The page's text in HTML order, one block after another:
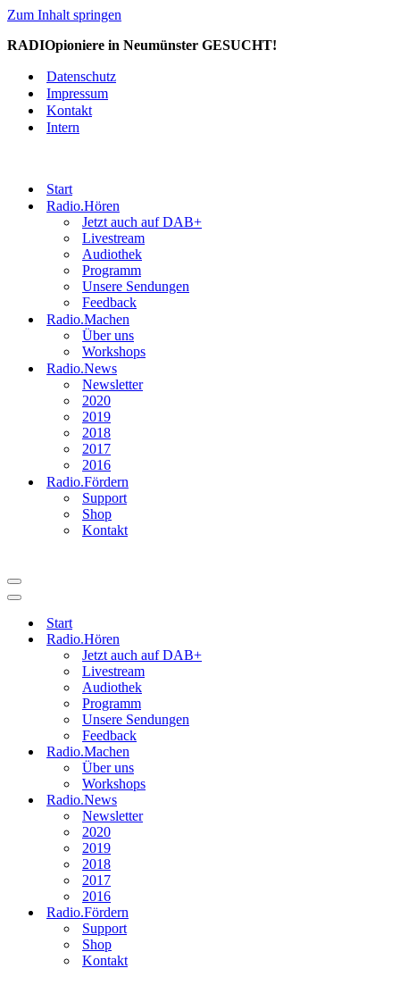
Zum Inhalt springen
RADIOpioniere in Neumünster GESUCHT!
Datenschutz
Impressum
Kontakt
Intern
Start
Radio.Hören
Jetzt auch auf DAB+
Livestream
Audiothek
Programm
Unsere Sendungen
Feedback
Radio.Machen
Über uns
Workshops
Radio.News
Newsletter
2020
2019
2018
2017
2016
Radio.Fördern
Support
Shop
Kontakt
Navigationsmenü
Navigationsmenü
Start
Radio.Hören
Jetzt auch auf DAB+
Livestream
Audiothek
Programm
Unsere Sendungen
Feedback
Radio.Machen
Über uns
Workshops
Radio.News
Newsletter
2020
2019
2018
2017
2016
Radio.Fördern
Support
Shop
Kontakt